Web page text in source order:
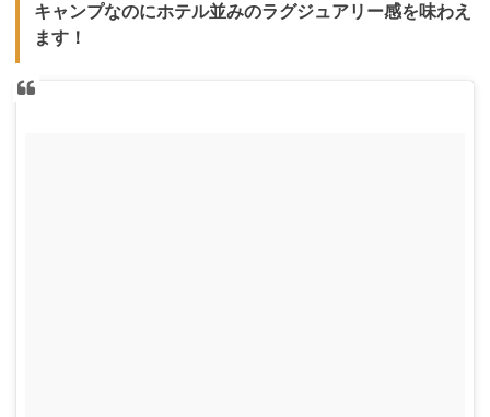
キャンプなのにホテル並みのラグジュアリー感を味わえ
ます！